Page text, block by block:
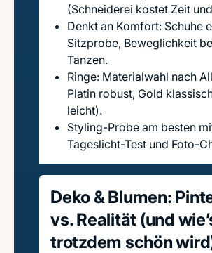
(Schneiderei kostet Zeit
Denkt an Komfort: Schuhe
Sitzprobe, Beweglichkeit
Tanzen.
Ringe: Materialwahl nach
Platin robust, Gold
leicht).
Styling-Probe am besten
Tageslicht-Test und Foto-
Deko & Blumen:
vs. Realität (und
trotzdem schön